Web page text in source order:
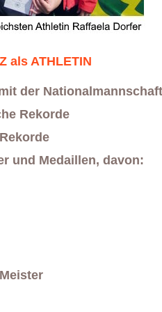
als ATHLETIN
der
Rekorde
und Medaillen, davon: